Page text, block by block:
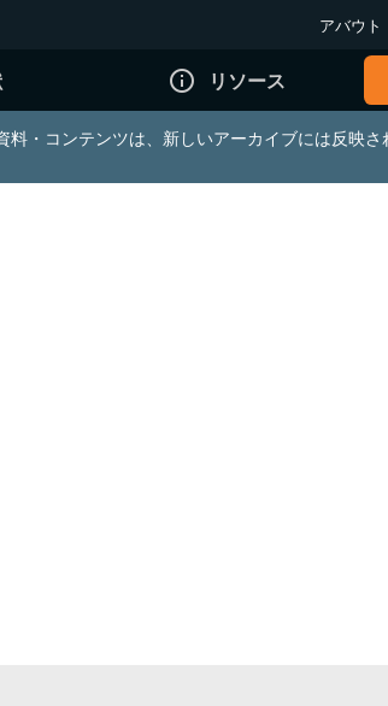
アバウト
info_outline リソース
・コンテンツは、新しいアーカイブには反映